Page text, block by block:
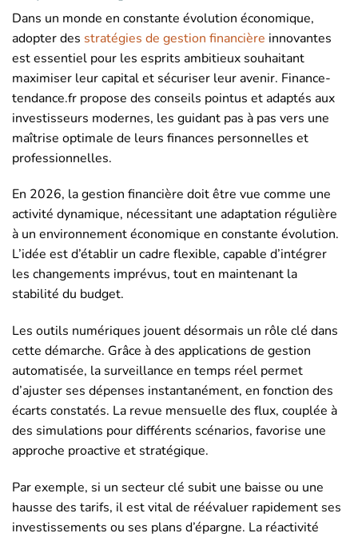
Dans un monde en constante évolution économique,
adopter des stratégies de gestion financière innovantes
est essentiel pour les esprits ambitieux souhaitant
maximiser leur capital et sécuriser leur avenir. Finance-
tendance.fr propose des conseils pointus et adaptés aux
investisseurs modernes, les guidant pas à pas vers une
maîtrise optimale de leurs finances personnelles et
professionnelles.
En 2026, la gestion financière doit être vue comme une
activité dynamique, nécessitant une adaptation régulière
à un environnement économique en constante évolution.
L’idée est d’établir un cadre flexible, capable d’intégrer
les changements imprévus, tout en maintenant la
stabilité du budget.
Les outils numériques jouent désormais un rôle clé dans
cette démarche. Grâce à des applications de gestion
automatisée, la surveillance en temps réel permet
d’ajuster ses dépenses instantanément, en fonction des
écarts constatés. La revue mensuelle des flux, couplée à
des simulations pour différents scénarios, favorise une
approche proactive et stratégique.
Par exemple, si un secteur clé subit une baisse ou une
hausse des tarifs, il est vital de réévaluer rapidement ses
investissements ou ses plans d’épargne. La réactivité